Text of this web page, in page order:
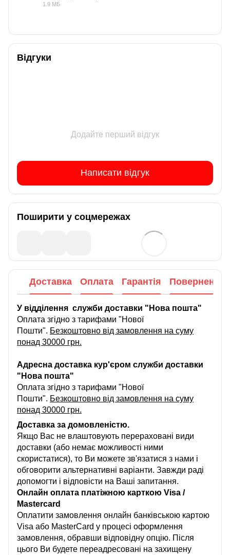
1.9 МБ
Відгуки
Додайте перший відгук
Написати відгук
Поширити у соцмережах
Доставка Оплата Гарантія Повернення
У відділення служби доставки "Нова пошта"
Оплата згідно з тарифами "Нової
Пошти". Безкоштовно від замовлення на суму
понад 30000 грн.
Адресна доставка кур'єром служби доставки
"Нова пошта"
Оплата згідно з тарифами "Нової
Пошти". Безкоштовно від замовлення на суму
понад 30000 грн.
Доставка за домовленістю.
Якщо Вас не влаштовують перераховані види
доставки (або немає можливості ними
скористатися), то Ви можете зв'язатися з нами і
обговорити альтернативні варіанти. Завжди раді
допомогти і відповісти на Ваші запитання.
Онлайн оплата платіжною карткою Visa /
Mastercard
Оплатити замовлення онлайн банківською картою
Visa або MasterCard у процесі оформлення
замовлення, обравши відповідну опцію. Після
цього Ви будете переадресовані на захищену